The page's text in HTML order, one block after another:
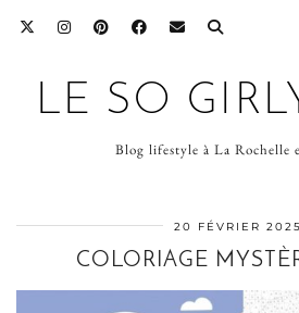
LE SO
Blog lifestyle à La Rochelle
20 FÉVRIER 2025
COLORIAGE